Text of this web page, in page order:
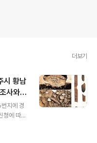
sense or
더보기
시 황남
사와
지에 경
청에 따른
호 경주